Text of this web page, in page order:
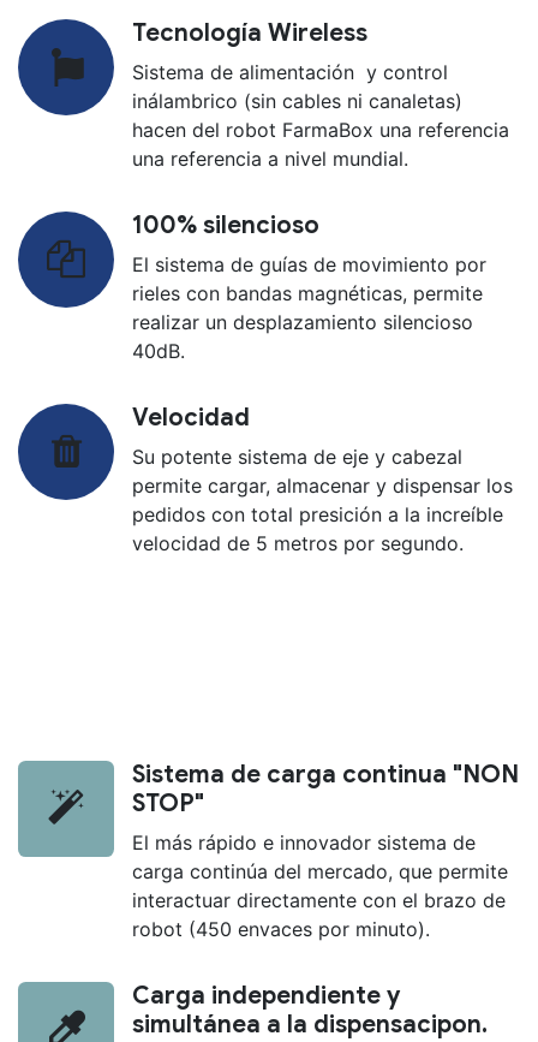
Tecnología Wireless
Sistema de alimentación y control
inálambrico (sin cables ni canaletas)
hacen del robot FarmaBox una referencia
una referencia a nivel mundial.
100% silencioso
El sistema de guías de movimiento por
rieles con bandas magnéticas, permite
realizar un desplazamiento silencioso
40dB.
Velocidad
Su potente sistema de eje y cabezal
permite cargar, almacenar y dispensar los
pedidos con total presición a la increíble
velocidad de 5 metros por segundo.
Sistema de carga continua "NON
STOP"
El más rápido e innovador sistema de
carga continúa del mercado, que permite
interactuar directamente con el brazo de
robot (450 envaces por minuto).
Carga independiente y
simultánea a la dispensacipon.